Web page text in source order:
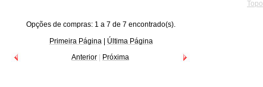
Topo
Opções de compras: 1 a 7 de 7 encontrado(s).
Primeira Página|
Última Página
Anterior
Próxima